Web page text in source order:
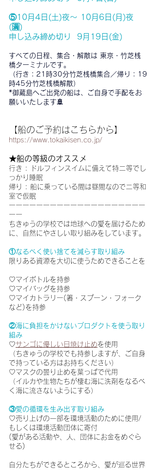
⑤10月4日(土)夜〜 10月6日(月)夜
(🈵)
申し込み締め切り  9月19日(金)
すべての日程、集合・解散は 東京・竹芝桟
橋ターミナルです。
（行き：21時30分竹芝桟橋集合／帰り：19
時45分竹芝桟橋解散）
*御蔵島へご出発の船は、ご自身で手配をお
願いいたします🚢
【船のご予約はこちらから】
https://www.tokaikisen.co.jp/
★船の等級のオススメ
行き : ドルフィンスイムに備えて特二等でし
っかり睡眠
帰り : 船に乗っている間は昼間なので二等和
室で仮眠
ーーーーーーーーーーーーーーーーーーーー
ーー
ちきゅうの学校では地球への愛を届けるため
に、自然にやさしい取り組みをしています。
①なるべく使い捨てを減らす取り組み
限りある資源を大切に使うためできることを
♡マイボトルを持参
♡マイバッグを持参
♡マイカトラリー(箸・スプーン・フォーク
など)を持参
②海に負担をかけないプロダクトを使う取り
組み
♡サンゴに優しい日焼け止めを使用
（ちきゅうの学校でも持参しますが、ご自身
で持っている方はお持ちください）
♡マスクの曇り止めを葉っぱで代用
（イルカや生物たちが棲む海に洗剤をなるべ
く海に流さないようにする）
③愛の循環を生み出す取り組み
♡売り上げの一部を環境活動のために使用/
もしくは環境活動団体に寄付
(愛がある活動や、人、団体にお金をめぐら
せる)
自分たちができるところから、愛が巡る世界